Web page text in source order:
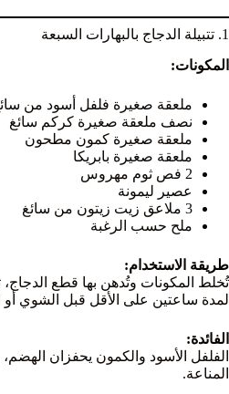
1. تتبيلة الدجاج بالبهارات السبعة
المكونات:
ملعقة صغيرة فلفل أسود من
نصف ملعقة صغيرة كركم سائغ
ملعقة صغيرة كمون مطحون
ملعقة صغيرة بابريكا
2 فص ثوم مهروس
عصير ليمونة
3 ملاعق زيت زيتون من سائغ
ملح حسب الرغبة
طريقة الاستخدام:
تُخلط المكونات وتُدهن بها قطع الدجاج،
لمدة ساعتين على الأقل قبل الشوي أو
الفائدة:
الفلفل الأسود والكمون يحفزان الهضم،
المناعة.